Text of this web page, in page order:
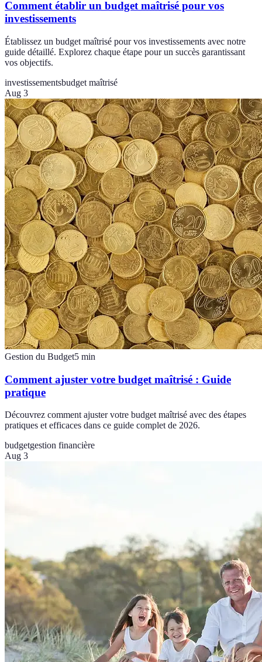
Comment établir un budget maîtrisé pour vos
investissements
Établissez un budget maîtrisé pour vos investissements avec notre
guide détaillé. Explorez chaque étape pour un succès garantissant
vos objectifs.
investissementsbudget maîtrisé
Aug 3
Gestion du Budget5 min
Comment ajuster votre budget maîtrisé : Guide
pratique
Découvrez comment ajuster votre budget maîtrisé avec des étapes
pratiques et efficaces dans ce guide complet de 2026.
budgetgestion financière
Aug 3